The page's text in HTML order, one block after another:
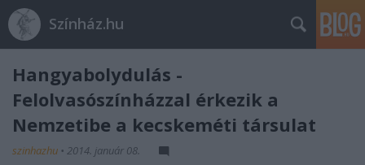
Színház.hu
Hangyabolydulás -
Felolvasószínházzal érkezik a
Nemzetibe a kecskeméti társulat
szinhazhu • 2014. január 08.